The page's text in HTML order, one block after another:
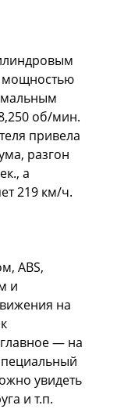
мощностью
об/мин.
привела
разгон
а
219 км/ч.
ABS,
и
на
— на
увидеть
и т.п.